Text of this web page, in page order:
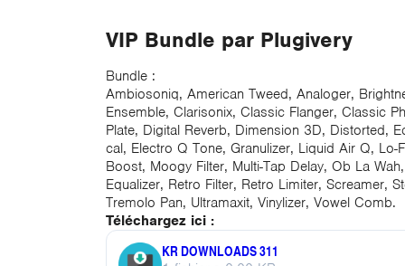
VIP Bundle par Plugivery
Bundle :
Ambiosoniq, American Tweed, Analoger,
Ensemble, Clarisonix, Classic Flanger, Classic
Plate, Digital Reverb, Dimension 3D, Distorted,
cal, Electro Q Tone, Granulizer, Liquid Air Q,
Boost, Moogy Filter, Multi-Tap Delay, Ob La
Equalizer, Retro Filter, Retro Limiter, Screamer,
Tremolo Pan, Ultramaxit, Vinylizer, Vowel Comb.
Téléchargez ici :
KR DOWNLOADS 311